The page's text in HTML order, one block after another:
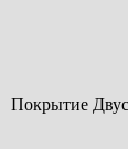
Покрытие